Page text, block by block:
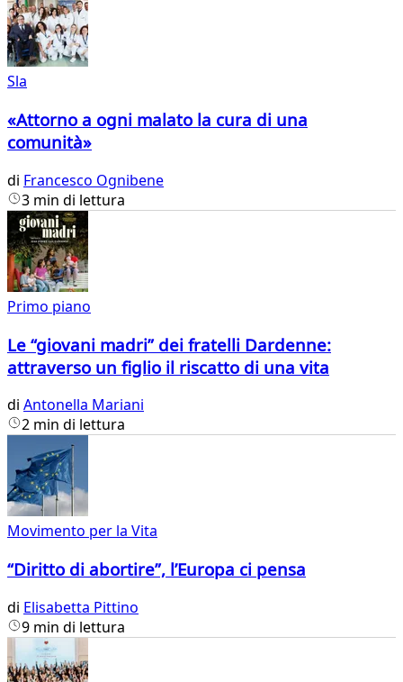
Sla
«Attorno a ogni malato la cura di una
comunità»
di Francesco Ognibene
3 min di lettura
Primo piano
Le “giovani madri” dei fratelli Dardenne:
attraverso un figlio il riscatto di una vita
di Antonella Mariani
2 min di lettura
Movimento per la Vita
“Diritto di abortire”, l’Europa ci pensa
di Elisabetta Pittino
9 min di lettura